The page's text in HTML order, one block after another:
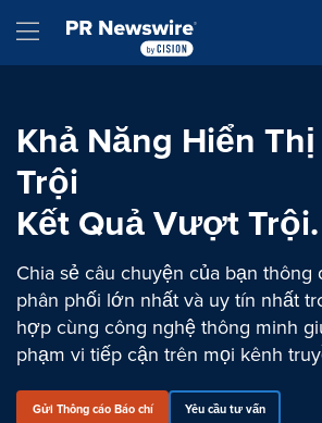
Hamburger menu
Khả Năng Hiển
Trội
Kết Quả Vượt Trội.
Chia sẻ câu chuyện của bạn
phân phối lớn nhất và uy tín nhất
hợp cùng công nghệ thông minh
phạm vi tiếp cận trên mọi kênh
Gửi Thông cáo Báo chí Yêu cầu tư vấn